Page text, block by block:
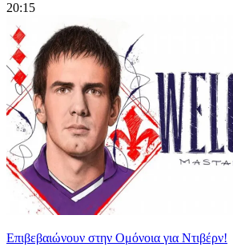
20:15
Επιβεβαιώνουν στην Ομόνοια για Ντιβέρν!